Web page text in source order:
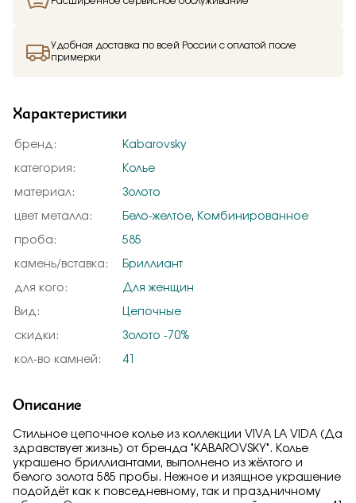
Удобная доставка по всей России с оплатой после
примерки
Характеристики
бренд: Kabarovsky
категория: Колье
материал: Золото
цвет металла: Бело-желтое, Комбинированное
проба: 585
камень/вставка: Бриллиант
для кого: Для женщин
Вид: Цепочные
скидки: Золото -70%
кол-во камней: 41
Описание
Стильное цепочное колье из коллекции VIVA LA VIDA (Да
здравствует жизнь) от бренда "KABAROVSKY". Колье
украшено бриллиантами, выполнено из жёлтого и
белого золота 585 пробы. Нежное и изящное украшение
подойдёт как к повседневному, так и праздничному